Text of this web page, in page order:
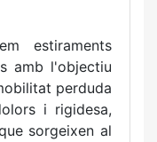
estiraments
amb l'objectiu
perduda
i rigidesa,
sorgeixen al